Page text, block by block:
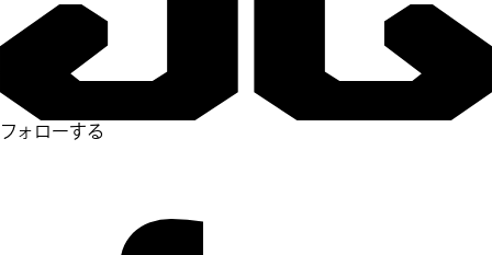
フォローする